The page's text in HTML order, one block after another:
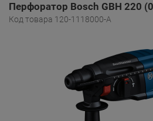
Перфоратор Bosch GBH 220
Код товара 120-1118000-A